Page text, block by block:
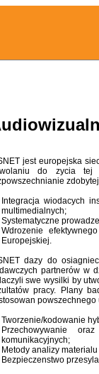
jest europejska
do zycia tej
Integracja wiodacych
multimedialnych;
Systematyczne
Wdrozenie
Europejskiej.
dazy do
partnerów w
swe wysilki by
pracy. Plany
Tworzenie/kodowanie
Przechowywanie
komunikacyjnych;
Metody analizy
Bezpieczenstwo